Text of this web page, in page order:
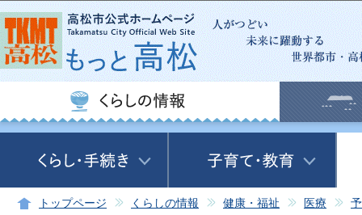
この
トップページ くらしの情報 健康・福祉 医療